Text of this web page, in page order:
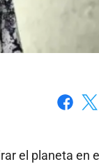
el planeta en